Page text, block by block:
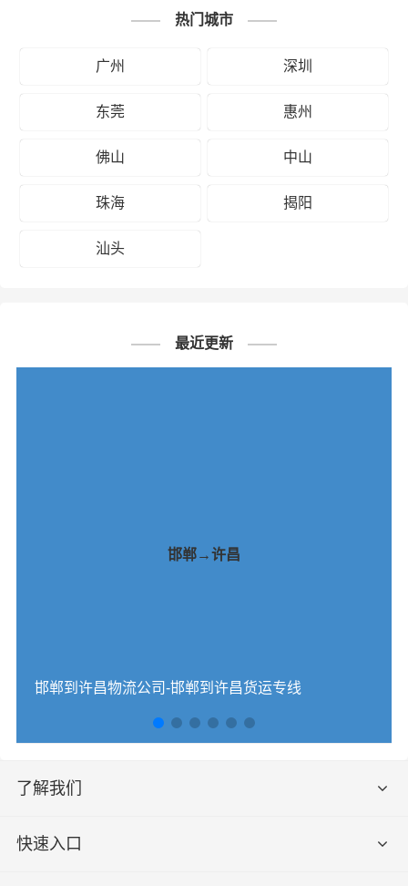
热门城市
广州 深圳
东莞 惠州
佛山 中山
珠海 揭阳
汕头
最近更新
邯郸→许昌
邯郸到许昌物流公司-邯郸到许昌货运专线
了解我们
快速入口